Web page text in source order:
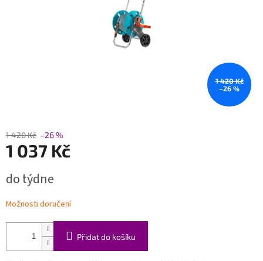
1 420 Kč
–26 %
1 420 Kč –26 %
1 037 Kč
cena:
do týdne
Možnosti doručení
Přidat do košíku